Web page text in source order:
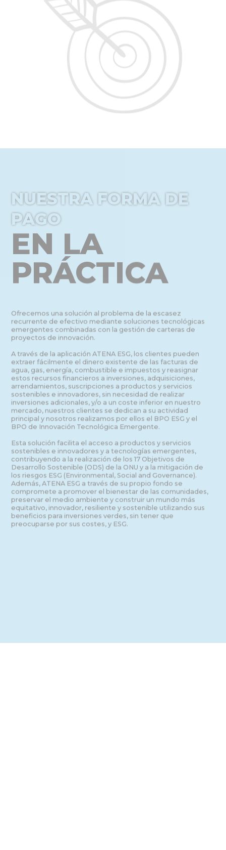
NUESTRA FORMA DE
PAGO
EN LA
PRÁCTICA
Ofrecemos una solución al problema de la escasez
recurrente de efectivo mediante soluciones tecnológicas
emergentes combinadas con la gestión de carteras de
proyectos de innovación.
A través de la aplicación ATENA ESG, los clientes pueden
extraer fácilmente el dinero existente de las facturas de
agua, gas, energía, combustible e impuestos y reasignar
estos recursos financieros a inversiones, adquisiciones,
arrendamientos, suscripciones a productos y servicios
sostenibles e innovadores, sin necesidad de realizar
inversiones adicionales, y/o a un coste inferior en nuestro
mercado, nuestros clientes se dedican a su actividad
principal y nosotros realizamos por ellos el BPO ESG y el
BPO de Innovación Tecnológica Emergente.
Esta solución facilita el acceso a productos y servicios
sostenibles e innovadores y a tecnologías emergentes,
contribuyendo a la realización de los 17 Objetivos de
Desarrollo Sostenible (ODS) de la ONU y a la mitigación de
los riesgos ESG (Environmental, Social and Governance).
Además, ATENA ESG a través de su propio fondo se
compromete a promover el bienestar de las comunidades,
preservar el medio ambiente y construir un mundo más
equitativo, innovador, resiliente y sostenible utilizando sus
beneficios para inversiones verdes, sin tener que
preocuparse por sus costes, y ESG.